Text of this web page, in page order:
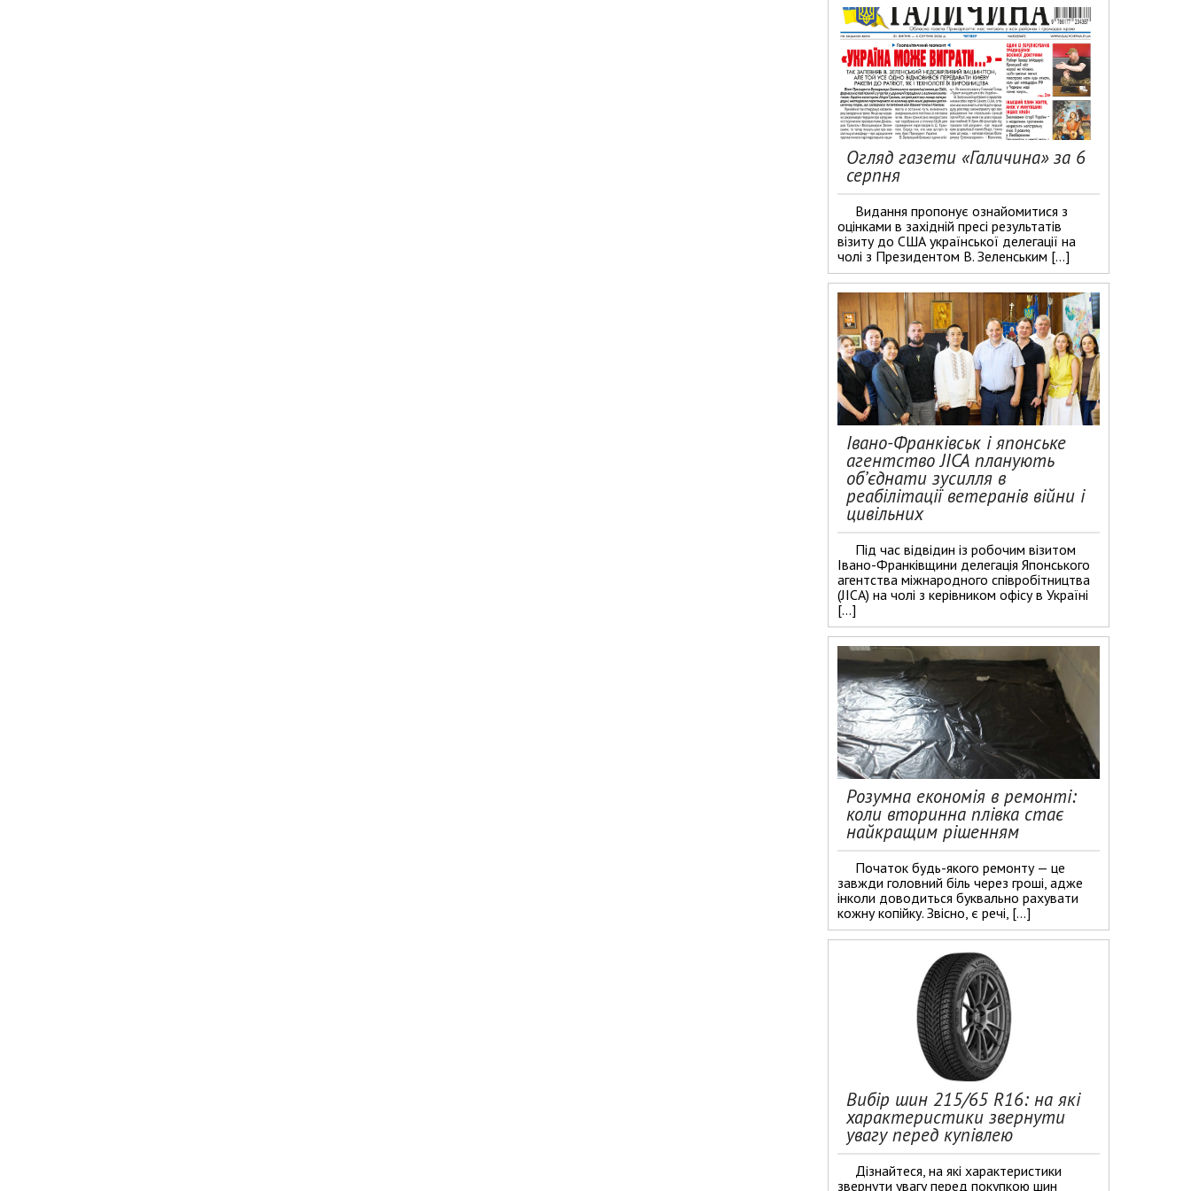
Огляд газети «Галичина» за 6
серпня
Видання пропонує ознайомитися з
оцінками в західній пресі результатів
візиту до США української делегації на
чолі з Президентом В. Зеленським […]
Івано-Франківськ і японське
агентство JICA планують
об’єднати зусилля в
реабілітації ветеранів війни і
цивільних
Під час відвідин із робочим візитом
Івано-Франківщини делегація Японського
агентства міжнародного співробітництва
(JICA) на чолі з керівником офісу в Україні
[…]
Розумна економія в ремонті:
коли вторинна плівка стає
найкращим рішенням
Початок будь-якого ремонту — це
завжди головний біль через гроші, адже
інколи доводиться буквально рахувати
кожну копійку. Звісно, є речі, […]
Вибір шин 215/65 R16: на які
характеристики звернути
увагу перед купівлею
Дізнайтеся, на які характеристики
звернути увагу перед покупкою шин